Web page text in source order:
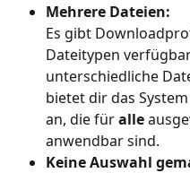
Mehrere Dateien:
Es gibt
Dateitypen
unterschiedliche
bietet dir das
an, die für alle
anwendbar sind.
Keine Auswahl